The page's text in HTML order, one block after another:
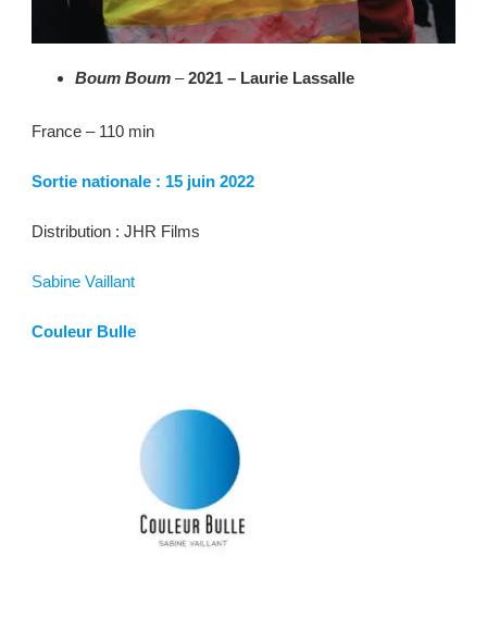
Boum Boum –2021 – Laurie Lassalle
France – 110 min
Sortie nationale : 15 juin 2022
Distribution : JHR Films
Sabine Vaillant
Couleur Bulle